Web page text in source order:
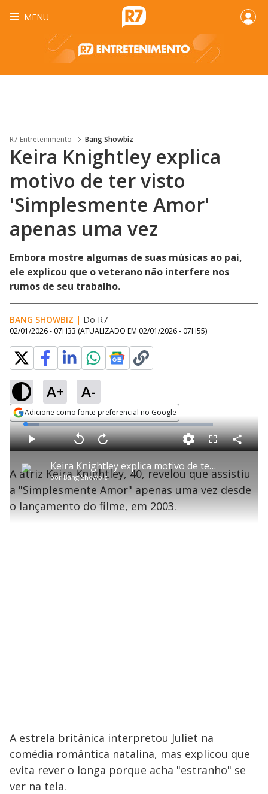
MENU
R7 Entretenimento Bang Showbiz
Keira Knightley explica
motivo de ter visto
'Simplesmente Amor'
apenas uma vez
Embora mostre algumas de suas músicas ao pai,
ele explicou que o veterano não interfere nos
rumos de seu trabalho.
BANG SHOWBIZ | Do R7
02/01/2026 - 07H33 (ATUALIZADO EM 02/01/2026 - 07H55)
A+ A-
Adicione como fonte preferencial no Google
Opens in new window
P
l
e
o
Keira Knightley explica motivo de ter visto 'Simplesmente Amor' apenas uma vez
porBang Showbiz
P V
l
t
a
r
0
g
A
n
ç
a
r
1
s
e
L
o
a
d
e
.
2
8
%
F
l
s
c
e
C
o
a
r
i
l
A atriz Keira Knightley, 40, revelou que assistiu
a "Simplesmente Amor" apenas uma vez desde
o lançamento do filme, em 2003.
A estrela britânica interpretou Juliet na
comédia romântica natalina, mas explicou que
evita rever o longa porque acha "estranho" se
ver na tela.